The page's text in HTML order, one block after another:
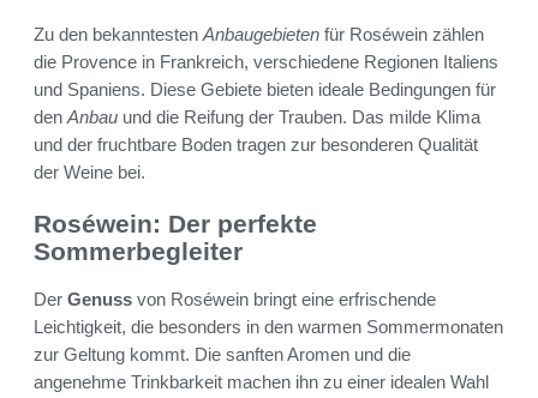
Zu den bekanntesten Anbaugebieten für Roséwein zählen
die Provence in Frankreich, verschiedene Regionen Italiens
und Spaniens. Diese Gebiete bieten ideale Bedingungen für
den Anbau und die Reifung der Trauben. Das milde Klima
und der fruchtbare Boden tragen zur besonderen Qualität
der Weine bei.
Roséwein: Der perfekte
Sommerbegleiter
Der Genuss von Roséwein bringt eine erfrischende
Leichtigkeit, die besonders in den warmen Sommermonaten
zur Geltung kommt. Die sanften Aromen und die
angenehme Trinkbarkeit machen ihn zu einer idealen Wahl